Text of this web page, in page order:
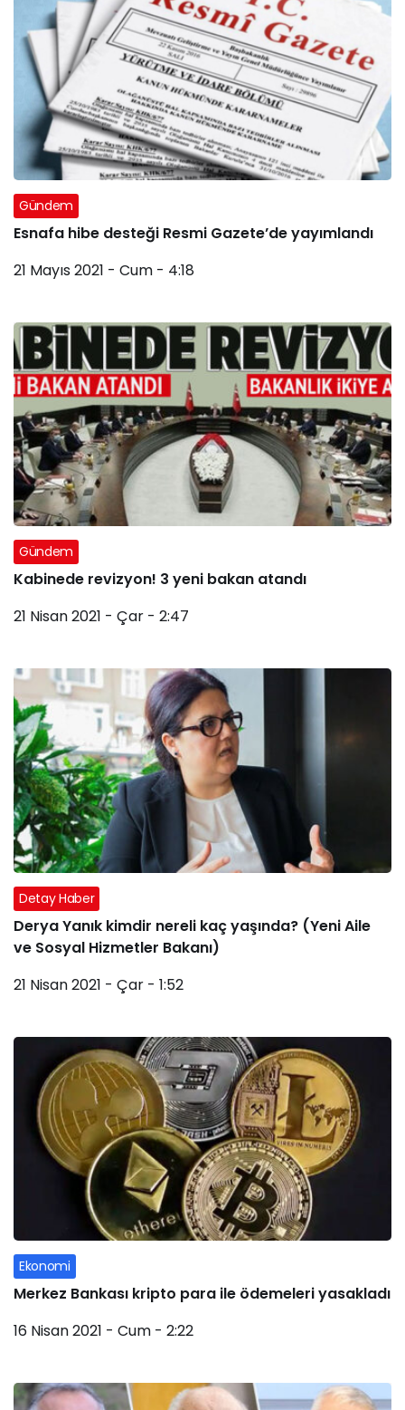
Gündem
Esnafa hibe desteği Resmi Gazete’de yayımlandı
21 Mayıs 2021 - Cum - 4:18
Gündem
Kabinede revizyon! 3 yeni bakan atandı
21 Nisan 2021 - Çar - 2:47
Detay Haber
Derya Yanık kimdir nereli kaç yaşında? (Yeni Aile
ve Sosyal Hizmetler Bakanı)
21 Nisan 2021 - Çar - 1:52
Ekonomi
Merkez Bankası kripto para ile ödemeleri yasakladı
16 Nisan 2021 - Cum - 2:22